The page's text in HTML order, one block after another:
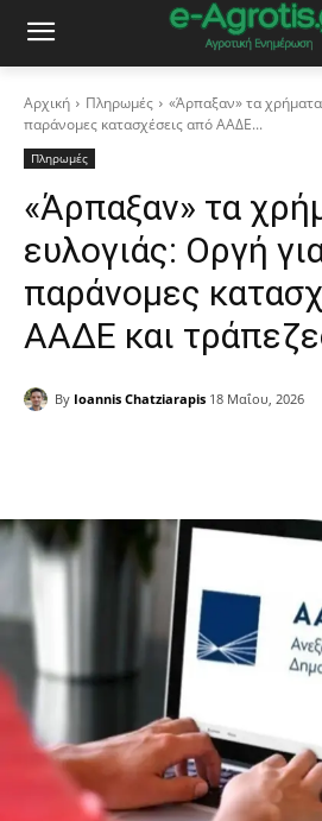
Αρχική Πληρωμές
«Άρπαξαν» τα χρήματα
παράνομες κατασχέσεις από ΑΑΔΕ...
Πληρωμές
«Άρπαξαν» τα
ευλογιάς: Οργή
παράνομες
ΑΑΔΕ και
By Ioannis Chatziarapis 18 Μαΐου, 2026